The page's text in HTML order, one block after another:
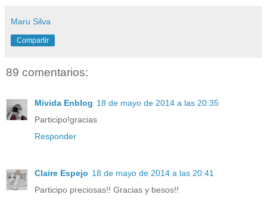
Maru Silva
Compartir
89 comentarios:
Mivida Enblog 18 de mayo de 2014 a las 20:35
Participo!gracias
Responder
Claire Espejo 18 de mayo de 2014 a las 20:41
Participo preciosas!! Gracias y besos!!